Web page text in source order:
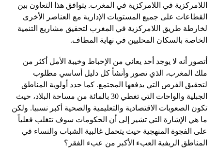
اللامركزية في اللامركزية في المغرب. يتوافق هذا التعاون بين
القطاعات على جميع المستويات الإدارية مع العناصر الأخرى
لخارطة طريق اللامركزية في المغرب لتحقيق مشاريع التنمية
الخاصة بالسكان المحليين في نهاية المطاف.
أتصور أنه لا يوجد أحد يعاني من الإحباط وخيبة الأمل أكثر من
ملك المغرب، الذي تصور وأنشأ كل دليل أساسي مطلوب
لتحقيق الفرص التي يدفعها المجتمع. كما حدد أولوية المناطق
الجبلية والواحات التي تغطي 30 بالمائة من مساحة البلاد، حيث
تكون الصعوبات الاقتصادية والتعليمية والصحية أكبر نسبيا. ولكن
ما هي الإشارة التي تشير إلى أن الحكومات سوف تتغلب فعلياً
على الفجوة المنهجية حيث يتحمل غالبية الشباب والنساء في
المناطق الريفية العبء الأكبر من عبء الفقر؟